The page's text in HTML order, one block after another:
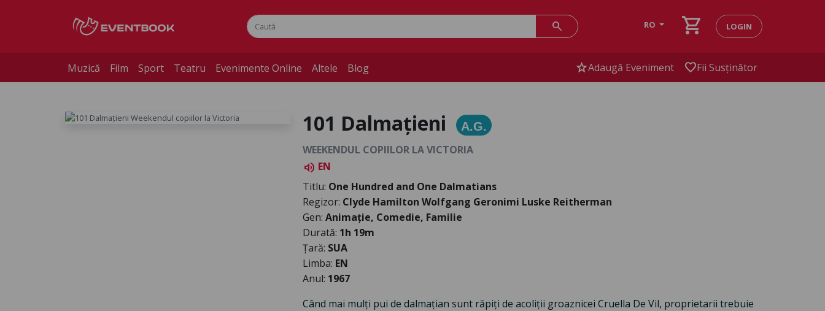
search RO shopping_cart LOGIN
Muzică Film Sport Teatru Evenimente Online Altele Blog starAdaugă Eveniment favoriteFii Susținător
101 Dalmațieni
A.G.
WEEKENDUL COPIILOR LA VICTORIA
volume_up EN
Titlu: One Hundred and One Dalmatians
Regizor: Clyde Hamilton Wolfgang Geronimi Luske Reitherman
Gen: Animație, Comedie, Familie
Durată: 1h 19m
Țară: SUA
Limba: EN
Anul: 1967
Când mai mulți pui de dalmațian sunt răpiți de acoliții groaznicei Cruella De Vil, proprietarii trebuie